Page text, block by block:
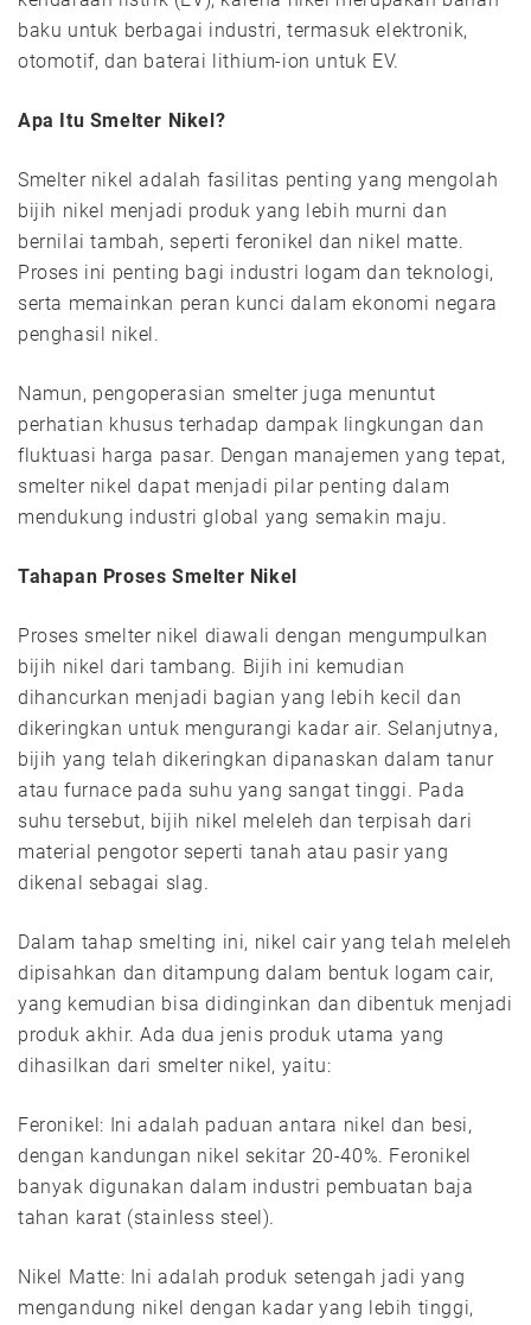
baku untuk berbagai industri, termasuk elektronik,
otomotif, dan baterai lithium-ion untuk EV.
Apa Itu Smelter Nikel?
Smelter nikel adalah fasilitas penting yang mengolah
bijih nikel menjadi produk yang lebih murni dan
bernilai tambah, seperti feronikel dan nikel matte.
Proses ini penting bagi industri logam dan teknologi,
serta memainkan peran kunci dalam ekonomi negara
penghasil nikel.
Namun, pengoperasian smelter juga menuntut
perhatian khusus terhadap dampak lingkungan dan
fluktuasi harga pasar. Dengan manajemen yang tepat,
smelter nikel dapat menjadi pilar penting dalam
mendukung industri global yang semakin maju.
Tahapan Proses Smelter Nikel
Proses smelter nikel diawali dengan mengumpulkan
bijih nikel dari tambang. Bijih ini kemudian
dihancurkan menjadi bagian yang lebih kecil dan
dikeringkan untuk mengurangi kadar air. Selanjutnya,
bijih yang telah dikeringkan dipanaskan dalam tanur
atau furnace pada suhu yang sangat tinggi. Pada
suhu tersebut, bijih nikel meleleh dan terpisah dari
material pengotor seperti tanah atau pasir yang
dikenal sebagai slag.
Dalam tahap smelting ini, nikel cair yang telah meleleh
dipisahkan dan ditampung dalam bentuk logam cair,
yang kemudian bisa didinginkan dan dibentuk menjadi
produk akhir. Ada dua jenis produk utama yang
dihasilkan dari smelter nikel, yaitu:
Feronikel: Ini adalah paduan antara nikel dan besi,
dengan kandungan nikel sekitar 20-40%. Feronikel
banyak digunakan dalam industri pembuatan baja
tahan karat (stainless steel).
Nikel Matte: Ini adalah produk setengah jadi yang
mengandung nikel dengan kadar yang lebih tinggi,